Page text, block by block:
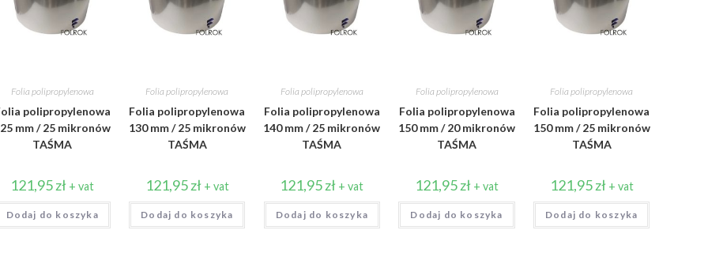
Folia polipropylenowa
polipropylenowa
mm / 25 mikronów
TAŚMA
121,95zł + vat
Dodaj do koszyka
Folia polipropylenowa
Folia polipropylenowa
130 mm / 25 mikronów
TAŚMA
121,95zł + vat
Dodaj do koszyka
Folia polipropylenowa
Folia polipropylenowa
140 mm / 25 mikronów
TAŚMA
121,95zł + vat
Dodaj do koszyka
Folia polipropylenowa
Folia polipropylenowa
150 mm / 20 mikronów
TAŚMA
121,95zł + vat
Dodaj do koszyka
Folia polipropylenowa
Folia polipropylenowa
150 mm / 25 mikronów
TAŚMA
121,95zł + vat
Dodaj do koszyka